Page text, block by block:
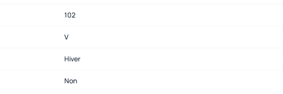
102
V
Hiver
Non